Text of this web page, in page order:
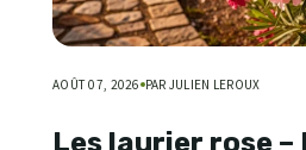
AOÛT 07, 2026 PAR JULIEN LEROUX
Les laurier rose –